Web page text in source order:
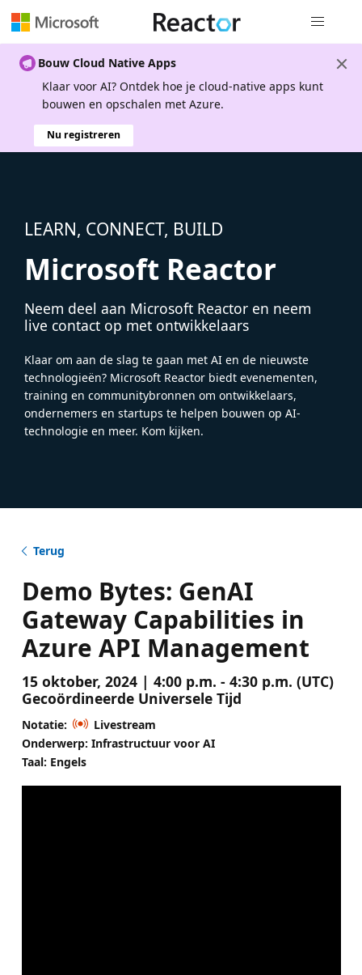
Bouw Cloud Native Apps
Klaar voor AI? Ontdek hoe je cloud-native apps kunt
bouwen en opschalen met Azure.
Nu registreren
LEARN, CONNECT, BUILD
Microsoft Reactor
Neem deel aan Microsoft Reactor en neem
live contact op met ontwikkelaars
Klaar om aan de slag te gaan met AI en de nieuwste
technologieën? Microsoft Reactor biedt evenementen,
training en communitybronnen om ontwikkelaars,
ondernemers en startups te helpen bouwen op AI-
technologie en meer. Kom kijken.
Terug
Demo Bytes: GenAI
Gateway Capabilities in
Azure API Management
15 oktober, 2024 | 4:00 p.m. - 4:30 p.m. (UTC)
Gecoördineerde Universele Tijd
Notatie:
Livestream
Onderwerp: Infrastructuur voor AI
Taal: Engels